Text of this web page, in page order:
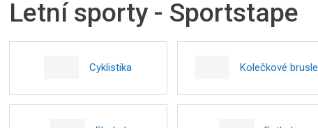
Letní sporty - Sportstape
Cyklistika Kolečkové brusle